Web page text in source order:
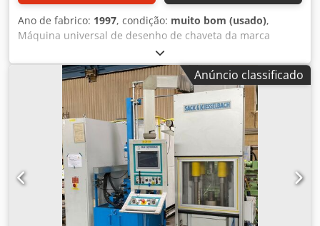
Ano de fabrico: 1997, condição: muito bom (usado),
Máquina universal de desenho de chaveta da marca
Cardinal adequada para a fabricação de ferramentas,
jigmaking, formação, bem como para a fabricação de
moldes. largura da ranhura 3 - 100 mm comprimento
máximo da ranhura 1250 mm Djdpfx Anein Dkzscock
resistência à tracção 6000 kg Comprimento do desenho
1250mm Motor 5,5 KW Peso 1650 kg Dimensões
1000x1650x1000mm
Anúncio classificado